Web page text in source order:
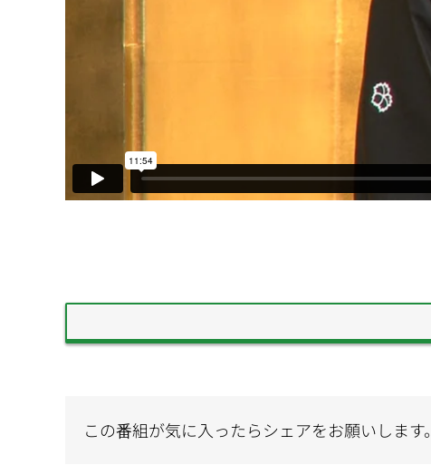
この番組が気に入ったらシェアをお願いします。